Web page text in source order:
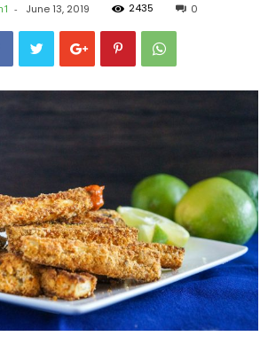
- June 13, 2019 2435 0